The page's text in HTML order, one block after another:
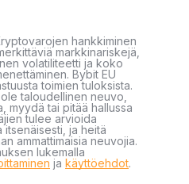
hankkiminen
markkinariskejä,
volatiliteetti ja koko
Bybit EU
toimien tuloksista.
taloudellinen neuvo,
myydä tai pitää hallussa
tulee arvioida
ja heitä
ammattimaisia neuvojia.
lukemalla
ja käyttöehdot.